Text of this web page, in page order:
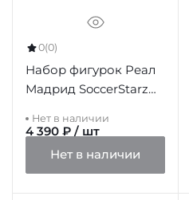
0(0)
Набор фигурок Реал
Мадрид SoccerStarz
Нет в наличии
4 390 ₽ / шт
Нет в наличии